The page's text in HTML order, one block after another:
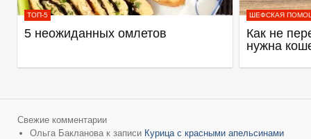
ТОП-5
5 неожиданных омлетов
ШЕФСКАЯ
Как не
нужна
Свежие комментарии
Ольга Бакланова к записи Курица с красными апельсинами